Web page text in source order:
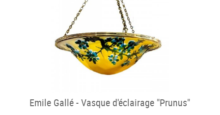
Emile Gallé - Vasque d'éclairage "Prunus"